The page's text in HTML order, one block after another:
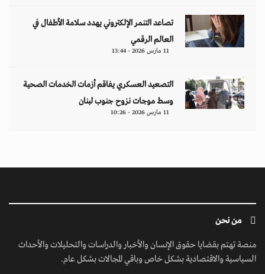
تصاعد التنمر الإلكتروني يهدد سلامة الأطفال في
العالم الرقمي
11 مارس 2026 - 13:44
التصعيد العسكري يفاقم أزمات الخدمات الصحية
وسط موجات نزوح جنوب لبنان
11 مارس 2026 - 10:26
من نحن
منصة تهتم بقضايا حقوق الإنسان والأخبار والدراسات والتحليلات والأحداث
السياسية والاقتصادية بشكل خاص وباقي المجالات بشكل عام.